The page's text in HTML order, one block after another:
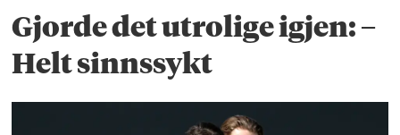
Gjorde det utrolige igjen: –
Helt sinnssykt